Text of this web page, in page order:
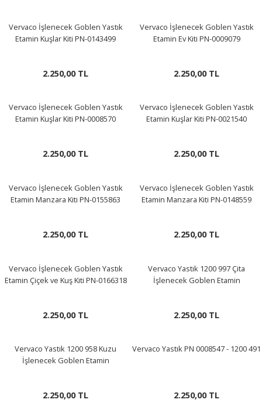
Vervaco İşlenecek Goblen Yastık
Etamin Kuşlar Kiti PN-0143499
2.250,00 TL
Vervaco İşlenecek Goblen Yastık
Etamin Ev Kiti PN-0009079
2.250,00 TL
Vervaco İşlenecek Goblen Yastık
Etamin Kuşlar Kiti PN-0008570
2.250,00 TL
Vervaco İşlenecek Goblen Yastık
Etamin Kuşlar Kiti PN-0021540
2.250,00 TL
Vervaco İşlenecek Goblen Yastık
Etamin Manzara Kiti PN-0155863
2.250,00 TL
Vervaco İşlenecek Goblen Yastık
Etamin Manzara Kiti PN-0148559
2.250,00 TL
Vervaco İşlenecek Goblen Yastık
Etamin Çiçek ve Kuş Kiti PN-0166318
2.250,00 TL
Vervaco Yastık 1200 997 Çita
İşlenecek Goblen Etamin
2.250,00 TL
Vervaco Yastık 1200 958 Kuzu
İşlenecek Goblen Etamin
2.250,00 TL
Vervaco Yastık PN 0008547 - 1200 491
2.250,00 TL